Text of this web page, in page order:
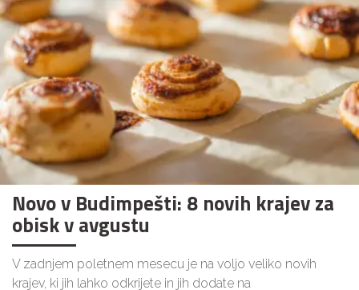
Novo v Budimpešti: 8 novih krajev za
obisk v avgustu
V zadnjem poletnem mesecu je na voljo veliko novih
krajev, ki jih lahko odkrijete in jih dodate na